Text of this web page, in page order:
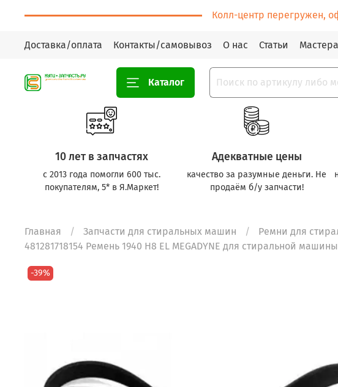
Колл-центр перегружен,
Доставка/оплата Контакты/самовывоз О нас Статьи
Каталог
10 лет в запчастях
с 2013 года помогли 600 тыс.
покупателям, 5* в Я.Маркет!
Адекватные цены
качество за разумные деньги. Не
продаём б/у запчасти!
Главная Запчасти для стиральных машин
Ремни для
481281718154 Ремень 1940 H8 EL MEGADYNE для стиральной
-39%